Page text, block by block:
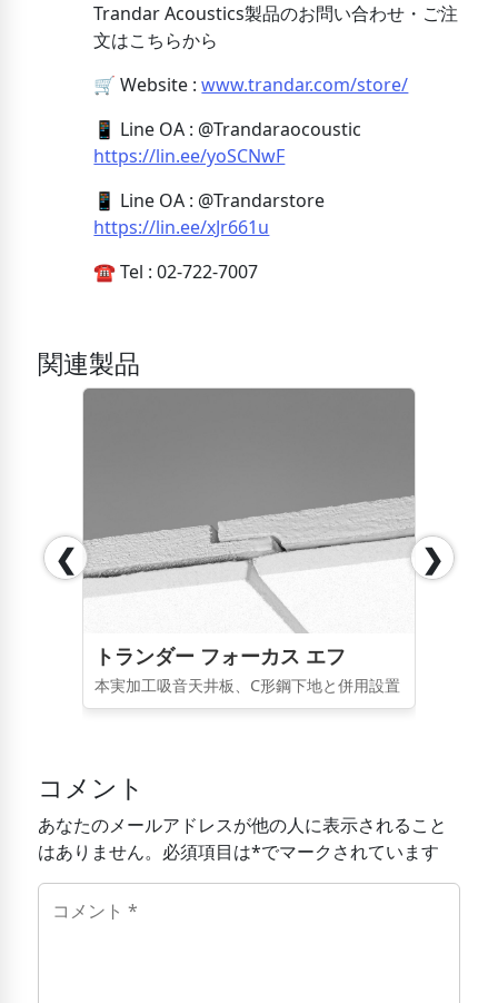
Trandar Acoustics製品のお問い合わせ・ご注
文はこちらから
🛒 Website :www.trandar.com/store/
📱 Line OA : @Trandaraocoustic
https://lin.ee/yoSCNwF
📱 Line OA : @Trandarstore
https://lin.ee/xJr661u
☎️ Tel : 02-722-7007
関連製品
❮ ❯
トランダー フォーカス エフ
本実加工吸音天井板、C形鋼下地と併用設置
コメント
あなたのメールアドレスが他の人に表示されること
はありません。必須項目は*でマークされています